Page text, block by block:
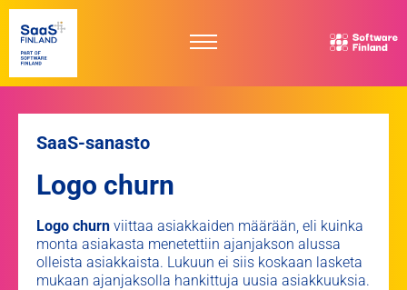
SaaS-sanasto
Logo churn
Logo churn viittaa asiakkaiden määrään, eli kuinka
monta asiakasta menetettiin ajanjakson alussa
olleista asiakkaista. Lukuun ei siis koskaan lasketa
mukaan ajanjaksolla hankittuja uusia asiakkuuksia.